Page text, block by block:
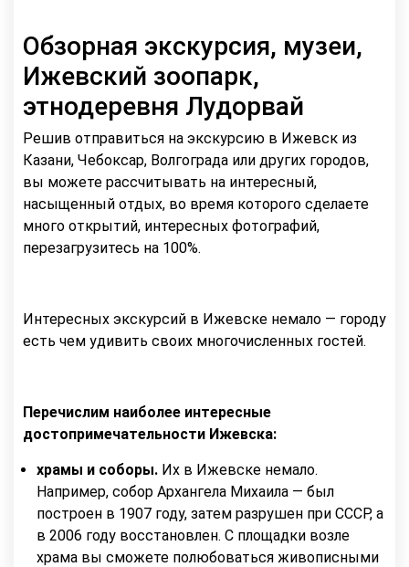
Обзорная экскурсия, музеи,
Ижевский зоопарк,
этнодеревня Лудорвай
Решив отправиться на экскурсию в Ижевск из
Казани, Чебоксар, Волгограда или других городов,
вы можете рассчитывать на интересный,
насыщенный отдых, во время которого сделаете
много открытий, интересных фотографий,
перезагрузитесь на 100%.
Интересных экскурсий в Ижевске немало — городу
есть чем удивить своих многочисленных гостей.
Перечислим наиболее интересные
достопримечательности Ижевска:
храмы и соборы. Их в Ижевске немало.
Например, собор Архангела Михаила — был
построен в 1907 году, затем разрушен при СССР, а
в 2006 году восстановлен. С площадки возле
храма вы сможете полюбоваться живописными